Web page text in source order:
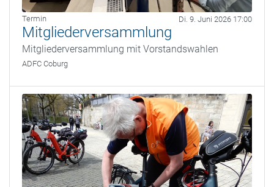
Termin Di. 9. Juni 2026 17:00
Mitgliederversammlung
Mitgliederversammlung mit Vorstandswahlen
ADFC Coburg